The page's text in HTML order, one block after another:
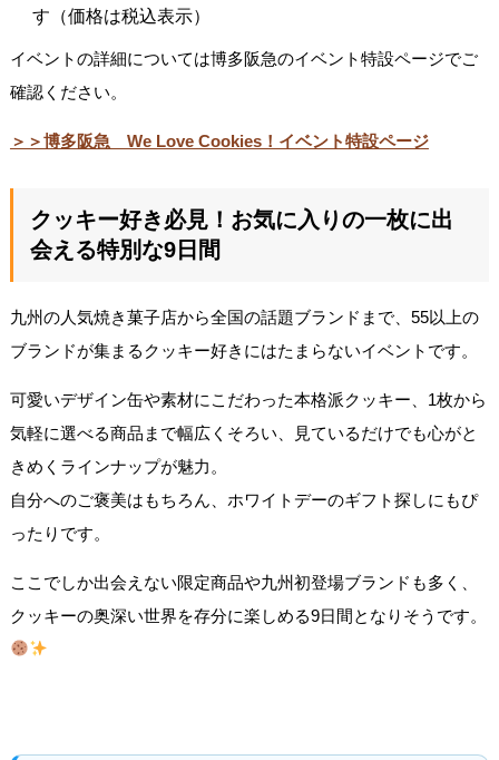
す（価格は税込表示）
イベントの詳細については博多阪急のイベント特設ページでご
確認ください。
＞＞博多阪急 We Love Cookies！イベント特設ページ
クッキー好き必見！お気に入りの一枚に出
会える特別な9日間
九州の人気焼き菓子店から全国の話題ブランドまで、55以上の
ブランドが集まるクッキー好きにはたまらないイベントです。
可愛いデザイン缶や素材にこだわった本格派クッキー、1枚から
気軽に選べる商品まで幅広くそろい、見ているだけでも心がと
きめくラインナップが魅力。
自分へのご褒美はもちろん、ホワイトデーのギフト探しにもぴ
ったりです。
ここでしか出会えない限定商品や九州初登場ブランドも多く、
クッキーの奥深い世界を存分に楽しめる9日間となりそうです。